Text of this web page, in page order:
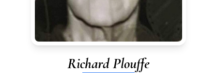
Richard Plouffe